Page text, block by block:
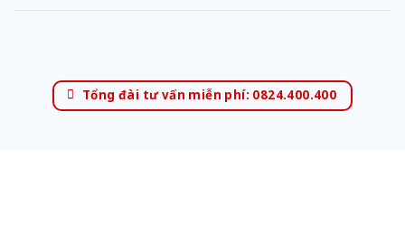
Tổng đài tư vấn miễn phí: 0824.400.400